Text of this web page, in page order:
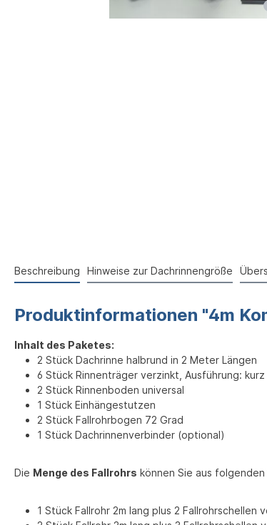
Beschreibung Hinweise zur Dachrinnengröße
Produktinformationen "4m
Inhalt des Paketes:
2 Stück Dachrinne halbrund in 2 Meter Längen
6 Stück Rinnenträger verzinkt, Ausführung: kurz
2 Stück Rinnenboden universal
1 Stück Einhängestutzen
2 Stück Fallrohrbogen 72 Grad
1 Stück Dachrinnenverbinder (optional)
Die Menge des Fallrohrs können Sie aus
1 Stück Fallrohr 2m lang plus 2 Fallrohrschellen